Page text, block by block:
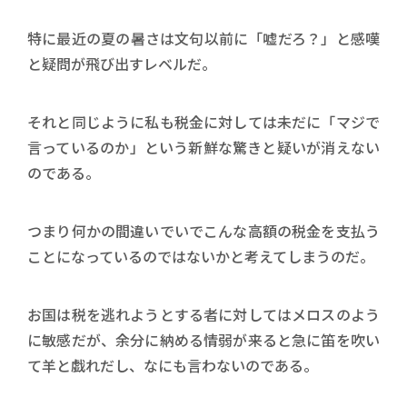
特に最近の夏の暑さは文句以前に「嘘だろ？」と感嘆
と疑問が飛び出すレベルだ。
それと同じように私も税金に対しては未だに「マジで
言っているのか」という新鮮な驚きと疑いが消えない
のである。
つまり何かの間違いでいでこんな高額の税金を支払う
ことになっているのではないかと考えてしまうのだ。
お国は税を逃れようとする者に対してはメロスのよう
に敏感だが、余分に納める情弱が来ると急に笛を吹い
て羊と戯れだし、なにも言わないのである。